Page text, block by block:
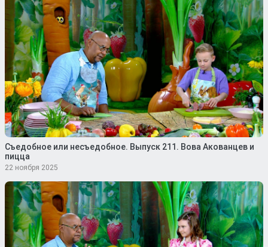
Съедобное или несъедобное. Выпуск 211. Вова Акованцев и
пицца
22 ноября 2025